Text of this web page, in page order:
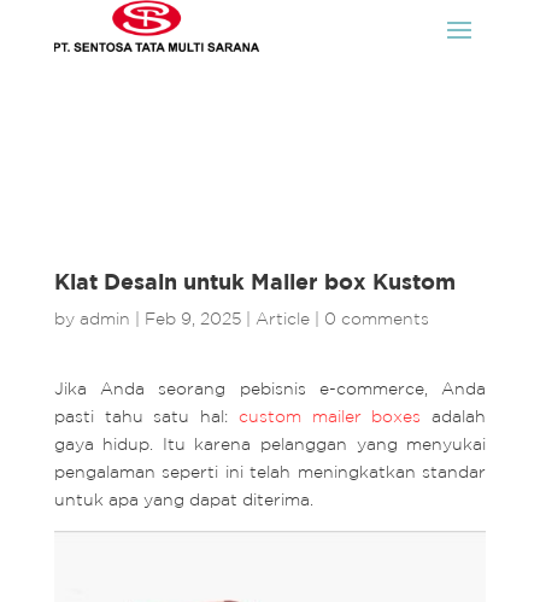
Kiat Desain untuk Mailer box Kustom
by admin Feb 9, 2025| Article| 0 comments
Jika Anda seorang pebisnis e-commerce, Anda
pasti tahu satu hal: custom mailer boxes adalah
gaya hidup. Itu karena pelanggan yang menyukai
pengalaman seperti ini telah meningkatkan standar
untuk apa yang dapat diterima.